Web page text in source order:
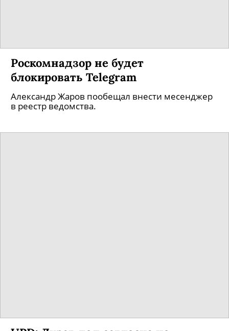
Роскомнадзор не будет
блокировать Telegram
Александр Жаров пообещал внести месенджер
в реестр ведомства.